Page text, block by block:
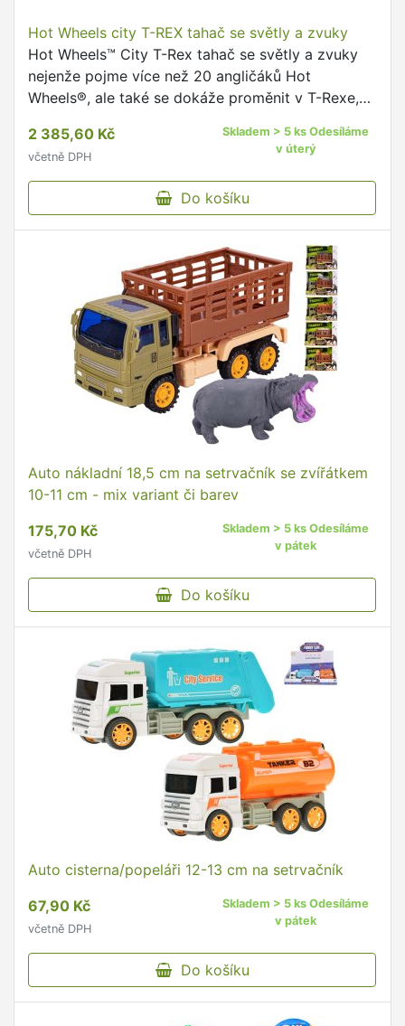
Hot Wheels city T-REX tahač se světly a zvuky
Hot Wheels™ City T-Rex tahač se světly a zvuky
nejenže pojme více než 20 angličáků Hot
Wheels®, ale také se dokáže proměnit v T-Rexe,
impozantní tahač je vybaven světelnými a
zvukovými efekty a nabízí neuvěřitelnou hru na
dráze, která je umístěna na T-Rexově hřbetě.
2 385,60 Kč
včetně DPH
Skladem > 5 ks Odesíláme
v úterý
Do košíku
Auto nákladní 18,5 cm na setrvačník se zvířátkem
10-11 cm - mix variant či barev
175,70 Kč
včetně DPH
Skladem > 5 ks Odesíláme
v pátek
Do košíku
Auto cisterna/popeláři 12-13 cm na setrvačník
67,90 Kč
včetně DPH
Skladem > 5 ks Odesíláme
v pátek
Do košíku